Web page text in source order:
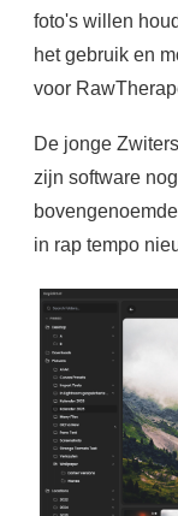
foto's willen
het gebruik en
voor
De jonge
zijn software
in rap tempo